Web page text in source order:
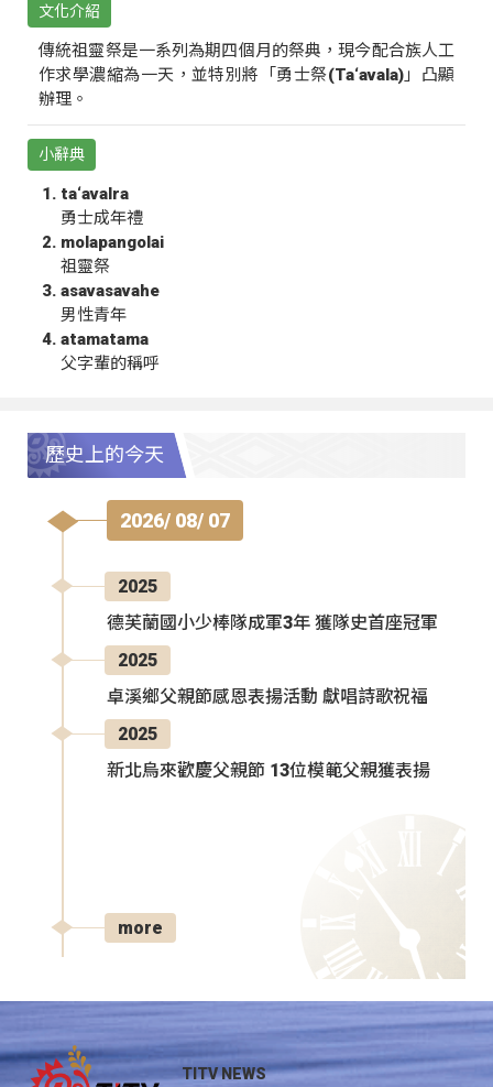
文化介紹
傳統祖靈祭是一系列為期四個月的祭典，現今配合族人工
作求學濃縮為一天，並特別將「勇士祭(Ta‘avala)」凸顯
辦理。
小辭典
ta‘avalra
勇士成年禮
molapangolai
祖靈祭
asavasavahe
男性青年
atamatama
父字輩的稱呼
歷史上的今天
2026/ 08/ 07
2025
德芙蘭國小少棒隊成軍3年 獲隊史首座冠軍
2025
卓溪鄉父親節感恩表揚活動 獻唱詩歌祝福
2025
新北烏來歡慶父親節 13位模範父親獲表揚
more
TITV NEWS